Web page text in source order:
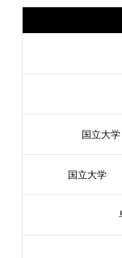
国立大学
国立大学